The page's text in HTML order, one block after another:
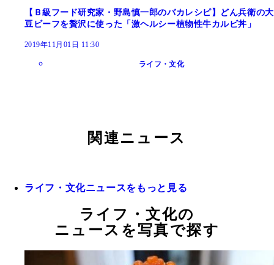
【Ｂ級フード研究家・野島慎一郎のバカレシピ】どん兵衛の大
豆ビーフを贅沢に使った「激ヘルシー植物性牛カルビ丼」
2019年11月01日 11:30
ライフ・文化
関連ニュース
ライフ・文化ニュースをもっと見る
ライフ・文化の
ニュースを写真で探す